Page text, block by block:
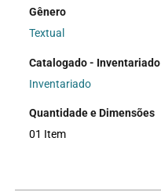
Gênero
Textual
Catalogado - Inventariado
Inventariado
Quantidade e Dimensões
01 Item